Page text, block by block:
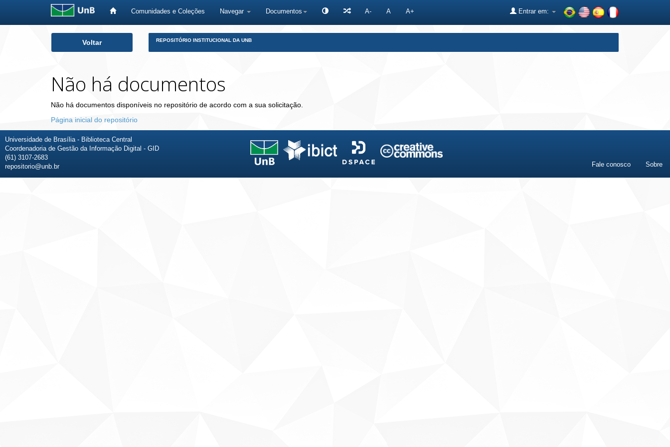
Comunidades e Coleções Navegar Documentos A- A A+ Entrar em:
Voltar REPOSITÓRIO INSTITUCIONAL DA UNB
Não há documentos
Não há documentos disponíveis no repositório de acordo com a sua solicitação.
Página inicial do repositório
Universidade de Brasília - Biblioteca Central
Coordenadoria de Gestão da Informação Digital - GID
(61) 3107-2683
repositorio@unb.br
Fale conosco Sobre